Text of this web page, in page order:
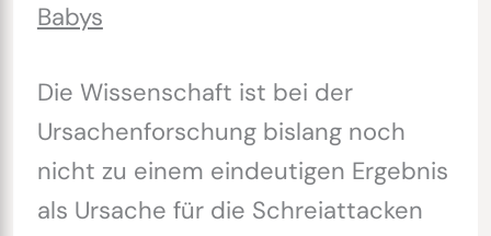
Babys
Die Wissenschaft ist bei der
Ursachenforschung bislang noch
nicht zu einem eindeutigen Ergebnis
als Ursache für die Schreiattacken